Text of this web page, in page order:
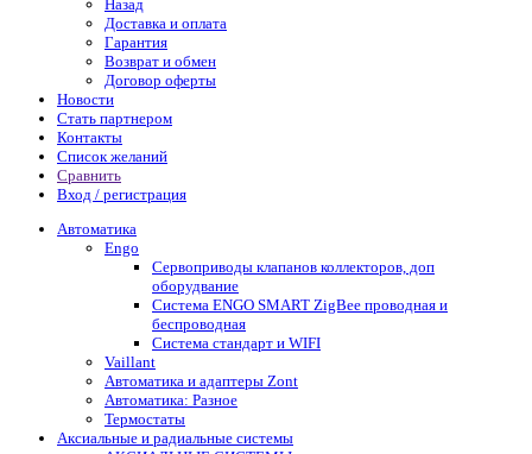
Назад
Доставка и оплата
Гарантия
Возврат и обмен
Договор оферты
Новости
Стать партнером
Контакты
Список желаний
Сравнить
Вход / регистрация
Автоматика
Engo
Сервоприводы клапанов коллекторов, доп
оборудвание
Система ENGO SMART ZigBee проводная и
беспроводная
Система стандарт и WIFI
Vaillant
Автоматика и адаптеры Zont
Автоматика: Разное
Термостаты
Аксиальные и радиальные системы